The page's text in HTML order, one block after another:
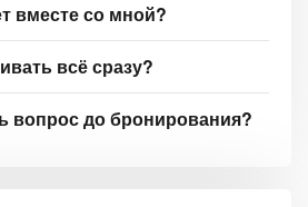
вместе со мной?
всё сразу?
вопрос до бронирования?